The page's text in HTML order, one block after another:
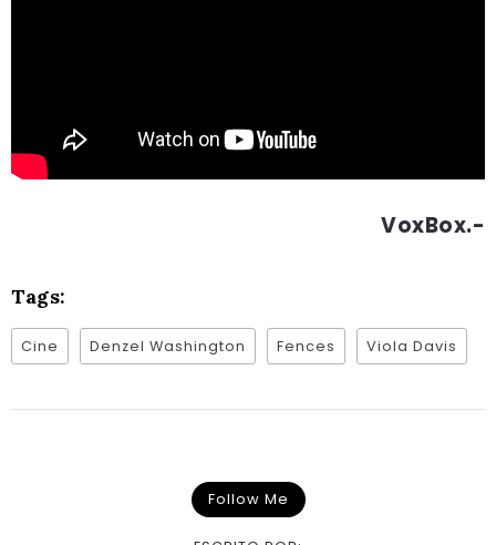
VoxBox.-
Tags:
Cine Denzel Washington Fences Viola Davis
Follow Me